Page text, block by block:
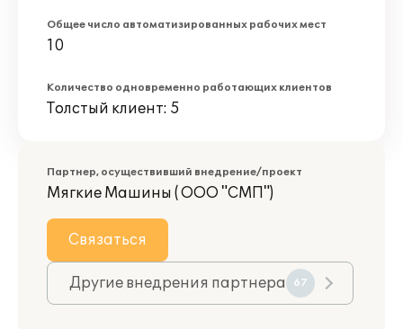
Общее число автоматизированных рабочих мест
10
Количество одновременно работающих клиентов
Толстый клиент: 5
Партнер, осуществивший внедрение/проект
Мягкие Машины ( ООО "СМП")
Связаться
Другие внедрения партнера 67